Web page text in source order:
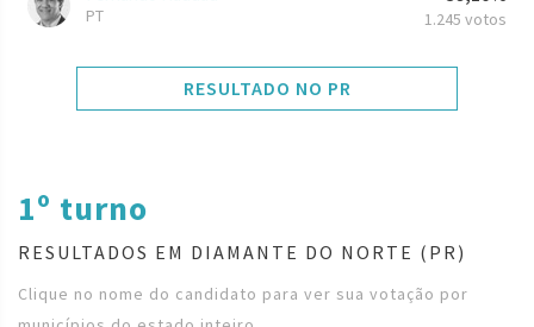
PT 1.245 votos
RESULTADO NO PR
1º turno
RESULTADOS EM DIAMANTE DO NORTE (PR)
Clique no nome do candidato para ver sua votação por